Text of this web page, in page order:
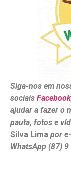
Siga-nos em
sociais Facebook
ajudar a fazer o
pauta, fotos e
Silva Lima por
WhatsApp (87)